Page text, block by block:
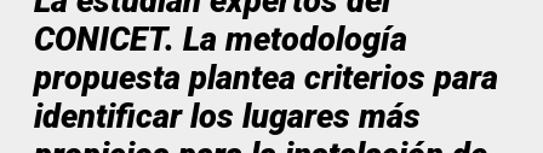
CONICET. La metodología
propuesta plantea criterios para
identificar los lugares más